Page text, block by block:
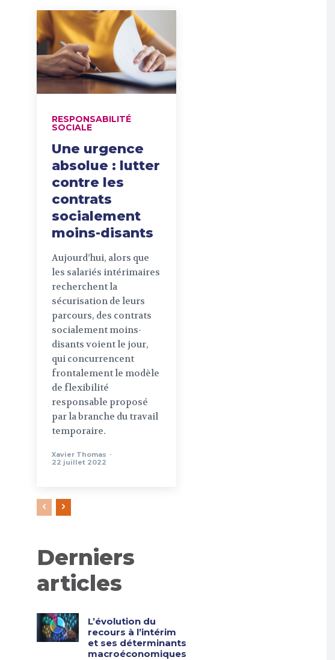
RESPONSABILITÉ
SOCIALE
Une urgence
absolue : lutter
contre les
contrats
socialement
moins-disants
Aujourd’hui, alors que
les salariés intérimaires
recherchent la
sécurisation de leurs
parcours, des contrats
socialement moins-
disants voient le jour,
qui concurrencent
frontalement le modèle
de flexibilité
responsable proposé
par la branche du travail
temporaire.
Xavier Thomas -
22 juillet 2022
Derniers
articles
L’évolution du
recours à l’intérim
et ses déterminants
macroéconomiques